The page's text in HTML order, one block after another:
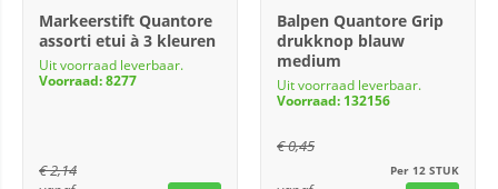
Markeerstift Quantore
assorti etui à 3 kleuren
Uit voorraad leverbaar.
Voorraad: 8277
€2,14
Balpen Quantore Grip
drukknop blauw
medium
Uit voorraad leverbaar.
Voorraad: 132156
€0,45
Per 12 STUK